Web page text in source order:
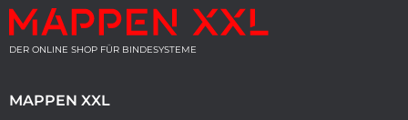
DER ONLINE SHOP FÜR BINDESYSTEME
MAPPEN XXL